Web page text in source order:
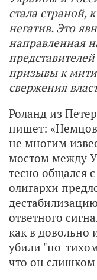
стала страной,
негатив. Это
направленная
призывы к
свержения
Роланд из
пишет:
не многим
мостом между
тесно общался
олигархи
ответного
как в довольно
убили "по-
что он слишком